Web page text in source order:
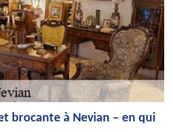
brocante à Nevian – en qui